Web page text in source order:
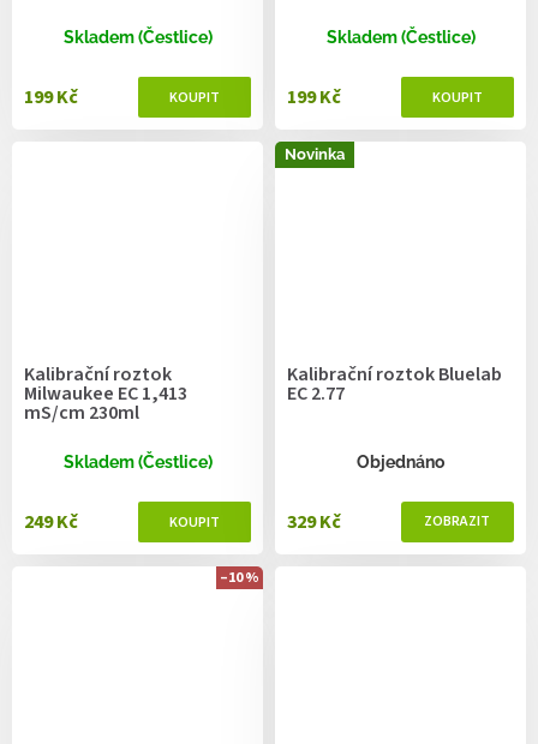
Skladem (Čestlice)
199 Kč
Skladem (Čestlice)
199 Kč
Kalibrační roztok
Milwaukee EC 1,413
mS/cm 230ml
Skladem (Čestlice)
249 Kč
Novinka
Kalibrační roztok Bluelab
EC 2.77
Objednáno
329 Kč
–10 %